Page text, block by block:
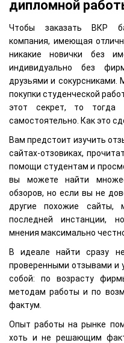
дипломной
Чтобы заказать ВКР
компания, имеющая
никакие новички без
индивидуально без
друзьями и
покупки студенческой
этот секрет, то тогда
самостоятельно. Как это
Вам предстоит изучить
сайтах-отзовиках,
помощи студентам и
вы можете найти
обзоров, но если вы не
другие похожие
последней инстанции,
мнения максимально
В идеале найти сразу
проверенными отзывами и
собой: по возрасту
методам работы и по
фактум.
Опыт работы на рынке
хоть и не решающим